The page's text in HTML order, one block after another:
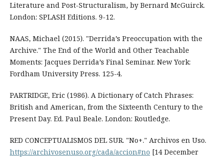
Literature and Post-Structuralism, by Bernard McGuirck.
London: SPLASH Editions. 9-12.
NAAS, Michael (2015). "Derrida’s Preoccupation with the
Archive." The End of the World and Other Teachable
Moments: Jacques Derrida’s Final Seminar. New York:
Fordham University Press. 125-4.
PARTRIDGE, Eric (1986). A Dictionary of Catch Phrases:
British and American, from the Sixteenth Century to the
Present Day. Ed. Paul Beale. London: Routledge.
RED CONCEPTUALISMOS DEL SUR. "No+." Archivos en Uso.
https://archivosenuso.org/cada/accion#no [14 December